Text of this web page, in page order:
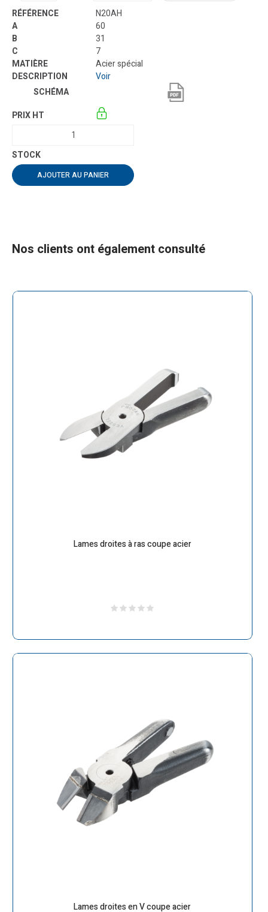
N20AH
60
31
7
Acier spécial
Voir
AJOUTER AU PANIER
Nos clients ont également consulté
Lames droites à ras coupe acier
Lames droites en V coupe acier